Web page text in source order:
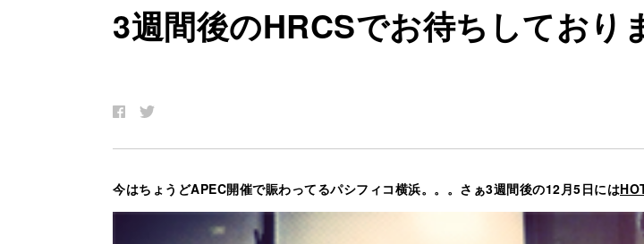
3週間後のHRCSでお待ち しており
今はちょうどAPEC開催で賑わってるパシフィコ横浜。。。さぁ3週間後の12月5日には